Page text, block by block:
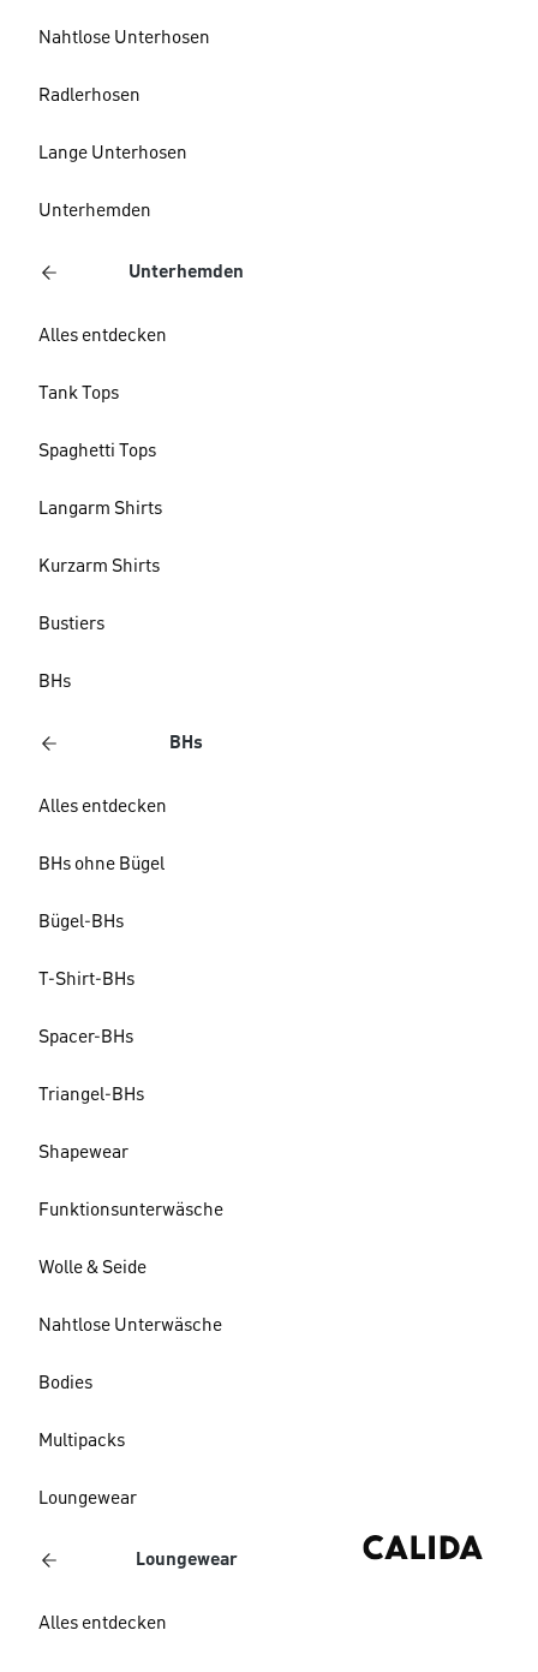
Nahtlose Unterhosen
Radlerhosen
Lange Unterhosen
Unterhemden
Unterhemden
Alles entdecken
Tank Tops
Spaghetti Tops
Langarm Shirts
Kurzarm Shirts
Bustiers
BHs
BHs
Alles entdecken
BHs ohne Bügel
Bügel-BHs
T-Shirt-BHs
Spacer-BHs
Triangel-BHs
Shapewear
Funktionsunterwäsche
Wolle & Seide
Nahtlose Unterwäsche
Bodies
Multipacks
Loungewear
Loungewear
Alles entdecken